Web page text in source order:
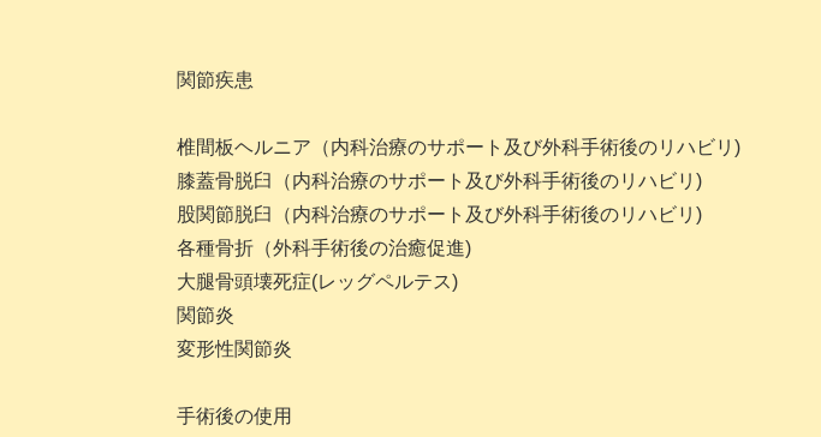
関節疾患
椎間板ヘルニア（内科治療のサポート及び外科手術後のリハビリ)
膝蓋骨脱臼（内科治療のサポート及び外科手術後のリハビリ)
股関節脱臼（内科治療のサポート及び外科手術後のリハビリ)
各種骨折（外科手術後の治癒促進)
大腿骨頭壊死症(レッグペルテス)
関節炎
変形性関節炎
手術後の使用